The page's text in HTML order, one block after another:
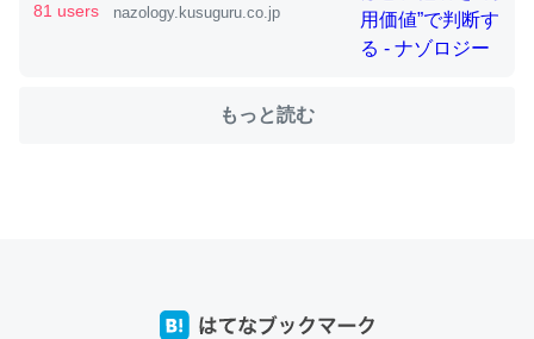
81 users nazology.kusuguru.co.jp
もっと読む